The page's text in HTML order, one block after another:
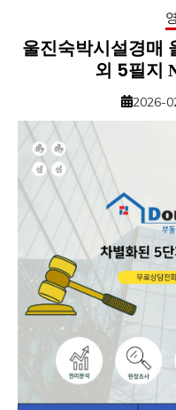
울진숙박시설경매
외 5필지
2026-